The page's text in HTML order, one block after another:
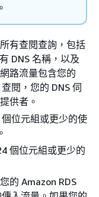
有查閱查詢，包括
DNS 名稱，以及
路流量包含您的
閱，您的 DNS 伺
供者。
位元組或更少的使
個位元組或更少的
的 Amazon RDS